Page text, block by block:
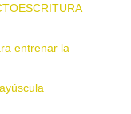
entrenar la